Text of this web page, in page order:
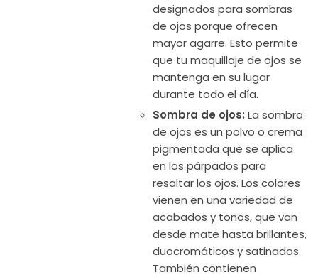
designados para sombras
de ojos porque ofrecen
mayor agarre. Esto permite
que tu maquillaje de ojos se
mantenga en su lugar
durante todo el día.
Sombra de ojos: La sombra
de ojos es un polvo o crema
pigmentada que se aplica
en los párpados para
resaltar los ojos. Los colores
vienen en una variedad de
acabados y tonos, que van
desde mate hasta brillantes,
duocromáticos y satinados.
También contienen